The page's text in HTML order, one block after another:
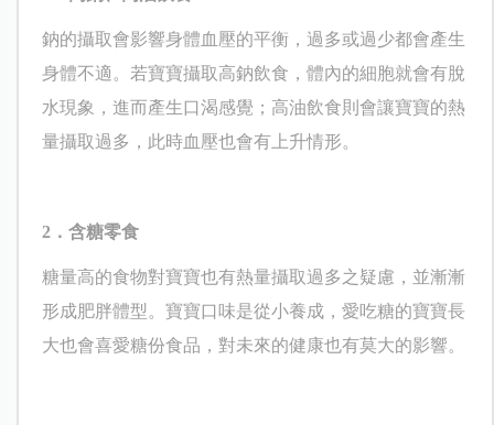
鈉的攝取會影響身體血壓的平衡，過多或過少都會產生
身體不適。若寶寶攝取高鈉飲食，體內的細胞就會有脫
水現象，進而產生口渴感覺；高油飲食則會讓寶寶的熱
量攝取過多，此時血壓也會有上升情形。
2．含糖零食
糖量高的食物對寶寶也有熱量攝取過多之疑慮，並漸漸
形成肥胖體型。寶寶口味是從小養成，愛吃糖的寶寶長
大也會喜愛糖份食品，對未來的健康也有莫大的影響。